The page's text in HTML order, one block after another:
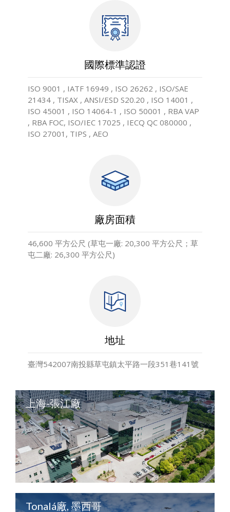
國際標準認證
ISO 9001 , IATF 16949 , ISO 26262 , ISO/SAE
21434 , TISAX , ANSI/ESD S20.20 , ISO 14001 ,
ISO 45001 , ISO 14064-1 , ISO 50001 , RBA VAP
, RBA FOC, ISO/IEC 17025 , IECQ QC 080000 ,
ISO 27001, TIPS , AEO
廠房面積
46,600 平方公尺 (草屯一廠: 20,300 平方公尺；草
屯二廠: 26,300 平方公尺)
地址
臺灣542007南投縣草屯鎮太平路一段351巷141號
上海-張江廠
Tonalá廠, 墨西哥